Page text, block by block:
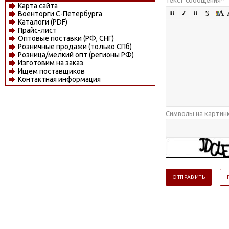
Карта сайта
Военторги С-Петербурга
Каталоги (PDF)
Прайс-лист
Оптовые поставки (РФ, СНГ)
Розничные продажи (только СПб)
Розница/мелкий опт (регионы РФ)
Изготовим на заказ
Ищем поставщиков
Контактная информация
Символы на